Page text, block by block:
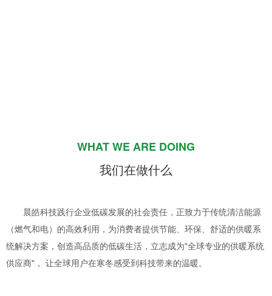
WHAT WE ARE DOING
我们在做什么
晨皓科技践行企业低碳发展的社会责任，正致力于传统清洁能源
（燃气和电）的高效利用，为消费者提供节能、环保、舒适的供暖系
统解决方案，创造高品质的低碳生活，立志成为"全球专业的供暖系统
供应商"， 让全球用户在寒冬感受到科技带来的温暖。